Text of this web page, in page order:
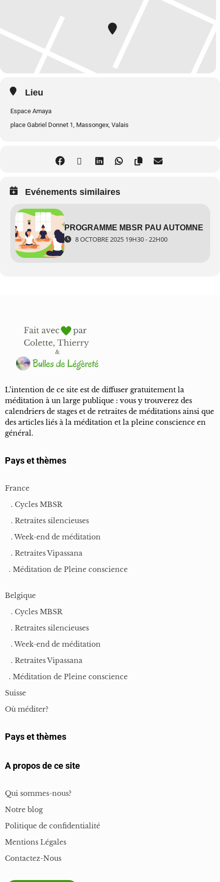
envers tout ce que vous vivez. Il ne s’agit pas de chercher à modifier les
repose sur huit semaines d’entraînement progressif à la pleine
Réduire le stress et l’anxiété.
Apprendre à répondre aux situations avec discernement plutôt
que de réagir automatiquement.
À qui s’adresse ce programme ?
La pleine conscience bénéficie à chacun, quelles que soient vos
bien-être intérieur et d’apporter plus de sérénité dans sa vie.
Le programme est particulièrement utile pour :
Les adultes confrontés au stress personnel ou professionnel.
Les soignants, enseignants, entrepreneurs ou sportifs.
Toute personne souhaitant développer une relation bienveillante
avec soi-même et les autres.
spécifiques, merci de vérifier avec l’instructeur avant l’inscription.
Une séance hebdomadaire de 2h30 en groupe (12 participants
Une journée de pratique immersive.
par semaine).
Lieu
Espace Amaya
place Gabriel Donnet 1, Massongex, Valais
Evénements similaires
PROGRAMME MBSR PAU AUTOMNE
8 OCTOBRE 2025 19H30 - 22H00
L’intention de ce site est de diffuser gratuitement la
méditation à un large publique : vous y trouverez des
calendriers de stages et de retraites de méditations ainsi que
des articles liés à la méditation et la pleine conscience en
général.
Pays et thèmes
France
. Cycles MBSR
. Retraites silencieuses
. Week-end de méditation
. Retraites Vipassana
. Méditation de Pleine conscience
Belgique
. Cycles MBSR
. Retraites silencieuses
. Week-end de méditation
. Retraites Vipassana
. Méditation de Pleine conscience
Suisse
Où méditer?
Pays et thèmes
A propos de ce site
Qui sommes-nous?
Notre blog
Politique de confidentialité
Mentions Légales
Contactez-Nous